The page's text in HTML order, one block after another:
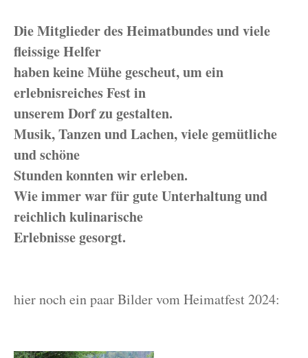
Die Mitglieder des Heimatbundes und viele
fleissige Helfer
haben keine Mühe gescheut, um ein
erlebnisreiches Fest in
unserem Dorf zu gestalten.
Musik, Tanzen und Lachen, viele gemütliche
und schöne
Stunden konnten wir erleben.
Wie immer war für gute Unterhaltung und
reichlich kulinarische
Erlebnisse gesorgt.
hier noch ein paar Bilder vom Heimatfest 2024: